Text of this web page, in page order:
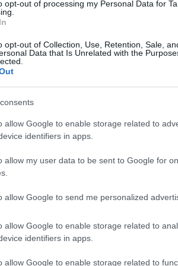
opt-out of processing my Personal Data for
opt-out of Collection, Use, Retention, Sale,
Data that Is Unrelated with the
allow Google to enable storage related to
identifiers in apps.
allow my user data to be sent to Google for
allow Google to send me personalized
allow Google to enable storage related to
identifiers in apps.
allow Google to enable storage related to
do 'Mesclarte', um projeto-
criativos e
projeto é coordenado pela ABM,
em gestão de projetos de
participação activa no campo das
reunir cerca de 50
(música, dança, teatro, design,
no sector, formadores,
de criar e desenvolver um
encontros e formação sobre
indústrias criativas.